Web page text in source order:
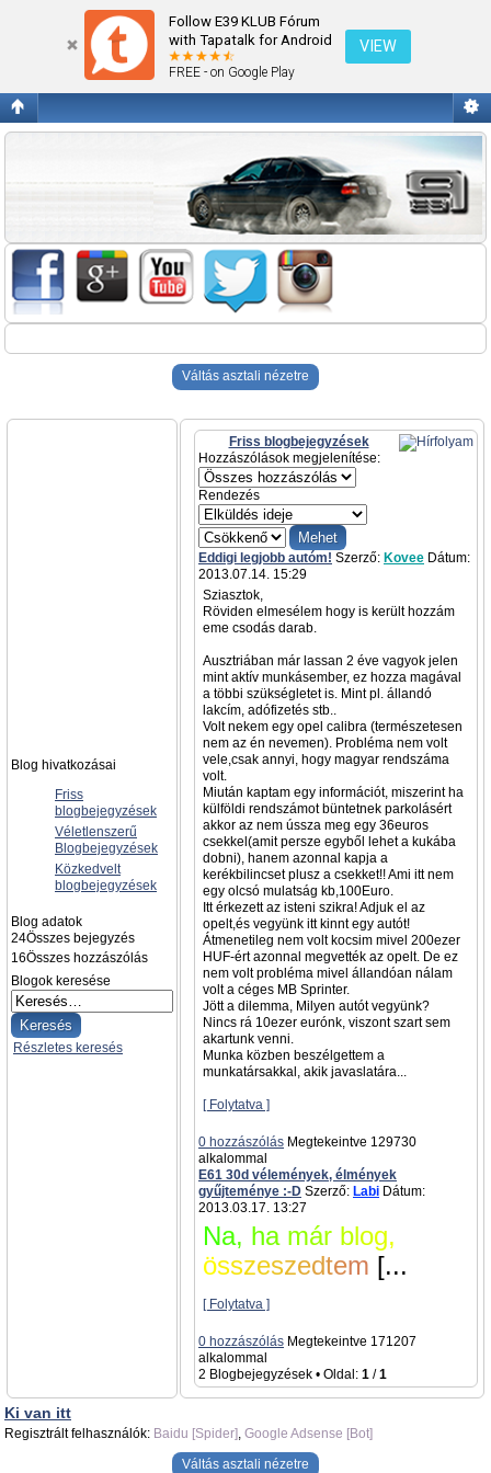
Follow E39 KLUB Fórum
with Tapatalk for Android
FREE - on Google Play
VIEW
BMW Garázs
Váltás asztali nézetre
Blog hivatkozásai
Friss
blogbejegyzések
Véletlenszerű
Blogbejegyzések
Közkedvelt
blogbejegyzések
Blog adatok
24Összes bejegyzés
16Összes hozzászólás
Blogok keresése
Részletes keresés
Friss blogbejegyzések
Hozzászólások megjelenítése:
Rendezés
Eddigi legjobb autóm! Szerző: Kovee Dátum:
2013.07.14. 15:29
Sziasztok,
Röviden elmesélem hogy is került hozzám
eme csodás darab.
Ausztriában már lassan 2 éve vagyok jelen
mint aktív munkásember, ez hozza magával
a többi szükségletet is. Mint pl. állandó
lakcím, adófizetés stb..
Volt nekem egy opel calibra (természetesen
nem az én nevemen). Probléma nem volt
vele,csak annyi, hogy magyar rendszáma
volt.
Miután kaptam egy információt, miszerint ha
külföldi rendszámot büntetnek parkolásért
akkor az nem ússza meg egy 36euros
csekkel(amit persze egyből lehet a kukába
dobni), hanem azonnal kapja a
kerékbilincset plusz a csekket!! Ami itt nem
egy olcsó mulatság kb,100Euro.
Itt érkezett az isteni szikra! Adjuk el az
opelt,és vegyünk itt kinnt egy autót!
Átmenetileg nem volt kocsim mivel 200ezer
HUF-ért azonnal megvették az opelt. De ez
nem volt probléma mivel állandóan nálam
volt a céges MB Sprinter.
Jött a dilemma, Milyen autót vegyünk?
Nincs rá 10ezer eurónk, viszont szart sem
akartunk venni.
Munka közben beszélgettem a
munkatársakkal, akik javaslatára...
[ Folytatva ]
0 hozzászólás Megtekeintve 129730
alkalommal
E61 30d vélemények, élmények
gyűjteménye :-D Szerző: Labi Dátum:
2013.03.17. 13:27
Na, ha már blog,
összeszedtem [...
[ Folytatva ]
0 hozzászólás Megtekeintve 171207
alkalommal
2 Blogbejegyzések • Oldal: 1 /1
Ki van itt
Regisztrált felhasználók: Baidu [Spider], Google Adsense [Bot]
Váltás asztali nézetre